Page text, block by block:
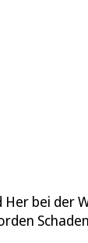
Her bei der